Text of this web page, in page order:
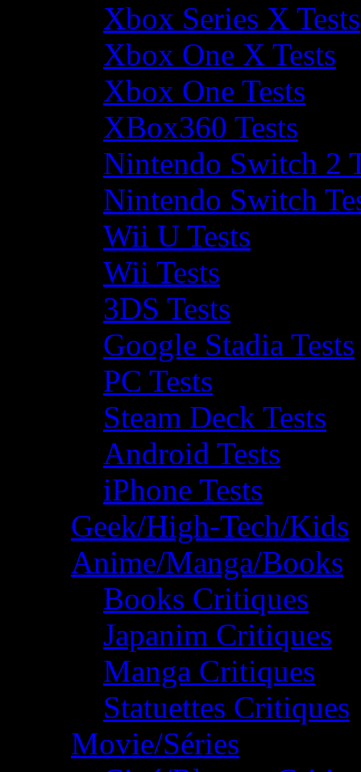
Xbox Series X Tests
Xbox One X Tests
Xbox One Tests
XBox360 Tests
Nintendo Switch 2
Nintendo Switch
Wii U Tests
Wii Tests
3DS Tests
Google Stadia Tests
PC Tests
Steam Deck Tests
Android Tests
iPhone Tests
Geek/High-Tech/Kids
Anime/Manga/Books
Books Critiques
Japanim Critiques
Manga Critiques
Statuettes Critiques
Movie/Séries